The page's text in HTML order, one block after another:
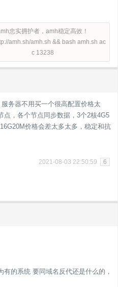
忠实拥护者，amh稳定高效！
amh.sh/amh.sh && bash amh.sh ac
c 13238
务器不用买一个很高配置价格太
点，各个节点同步数据，3个2核4G5
价格会差太多太多，稳定和抗
2021-08-03 22:50:59 6
的系统 要同域名反代还是什么的，